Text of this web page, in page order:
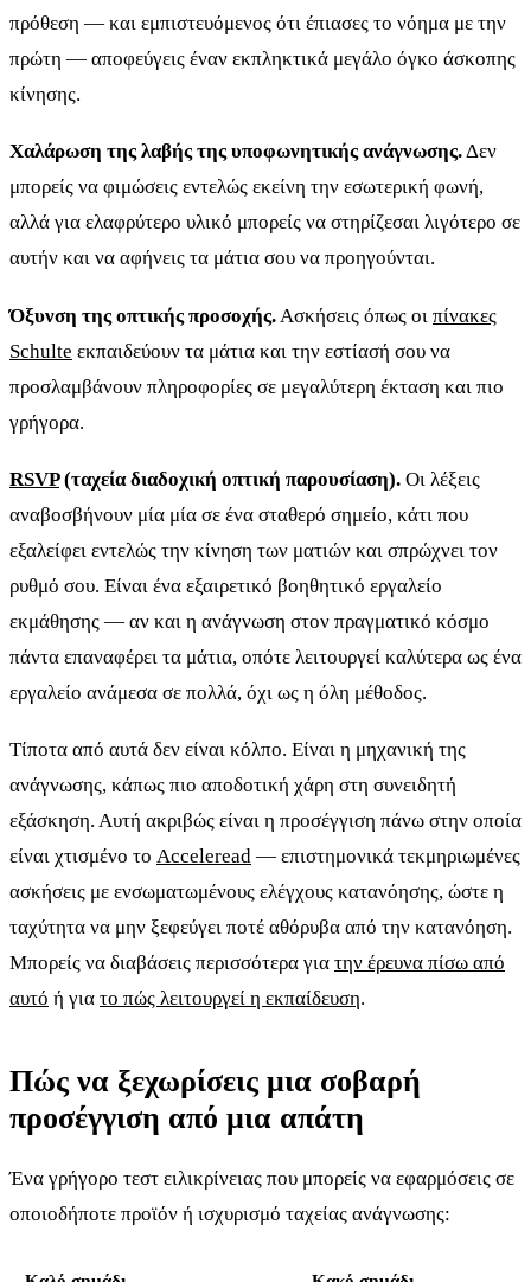
πρόθεση — και εμπιστευόμενος ότι έπιασες το νόημα με την
πρώτη — αποφεύγεις έναν εκπληκτικά μεγάλο όγκο άσκοπης
κίνησης.
Χαλάρωση της λαβής της υποφωνητικής ανάγνωσης.Δεν
μπορείς να φιμώσεις εντελώς εκείνη την εσωτερική φωνή,
αλλά για ελαφρύτερο υλικό μπορείς να στηρίζεσαι λιγότερο σε
αυτήν και να αφήνεις τα μάτια σου να προηγούνται.
Όξυνση της οπτικής προσοχής. Ασκήσεις όπως οι πίνακες
Schulte εκπαιδεύουν τα μάτια και την εστίασή σου να
προσλαμβάνουν πληροφορίες σε μεγαλύτερη έκταση και πιο
γρήγορα.
RSVP(ταχεία διαδοχική οπτική παρουσίαση). Οι λέξεις
αναβοσβήνουν μία μία σε ένα σταθερό σημείο, κάτι που
εξαλείφει εντελώς την κίνηση των ματιών και σπρώχνει τον
ρυθμό σου. Είναι ένα εξαιρετικό βοηθητικό εργαλείο
εκμάθησης — αν και η ανάγνωση στον πραγματικό κόσμο
πάντα επαναφέρει τα μάτια, οπότε λειτουργεί καλύτερα ως ένα
εργαλείο ανάμεσα σε πολλά, όχι ως η όλη μέθοδος.
Τίποτα από αυτά δεν είναι κόλπο. Είναι η μηχανική της
ανάγνωσης, κάπως πιο αποδοτική χάρη στη συνειδητή
εξάσκηση. Αυτή ακριβώς είναι η προσέγγιση πάνω στην οποία
είναι χτισμένο το Acceleread — επιστημονικά τεκμηριωμένες
ασκήσεις με ενσωματωμένους ελέγχους κατανόησης, ώστε η
ταχύτητα να μην ξεφεύγει ποτέ αθόρυβα από την κατανόηση.
Μπορείς να διαβάσεις περισσότερα για την έρευνα πίσω από
αυτό ή για το πώς λειτουργεί η εκπαίδευση.
Πώς να ξεχωρίσεις μια σοβαρή
προσέγγιση από μια απάτη
Ένα γρήγορο τεστ ειλικρίνειας που μπορείς να εφαρμόσεις σε
οποιοδήποτε προϊόν ή ισχυρισμό ταχείας ανάγνωσης: